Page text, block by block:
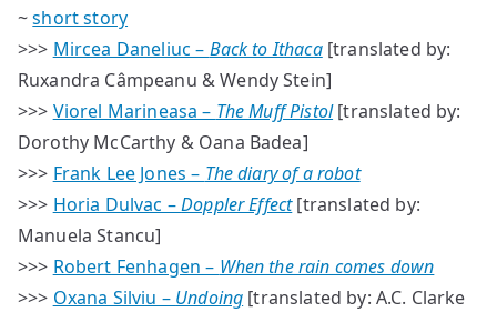
~short story
>>> Mircea Daneliuc – Back to Ithaca[translated by:
Ruxandra Câmpeanu & Wendy Stein]
>>> Viorel Marineasa – The Muff Pistol[translated by:
Dorothy McCarthy & Oana Badea]
>>> Frank Lee Jones – The diary of a robot
>>> Horia Dulvac –Doppler Effect[translated by:
Manuela Stancu]
>>> Robert Fenhagen – When the rain comes down
>>> Oxana Silviu – Undoing [translated by: A.C. Clarke